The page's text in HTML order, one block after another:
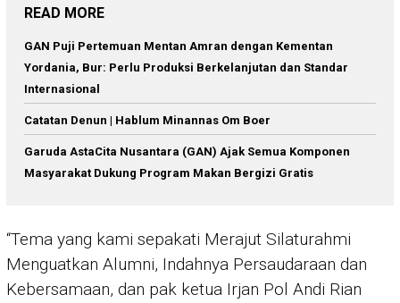
READ MORE
GAN Puji Pertemuan Mentan Amran dengan Kementan
Yordania, Bur: Perlu Produksi Berkelanjutan dan Standar
Internasional
Catatan Denun | Hablum Minannas Om Boer
Garuda AstaCita Nusantara (GAN) Ajak Semua Komponen
Masyarakat Dukung Program Makan Bergizi Gratis
“Tema yang kami sepakati Merajut Silaturahmi
Menguatkan Alumni, Indahnya Persaudaraan dan
Kebersamaan, dan pak ketua Irjan Pol Andi Rian